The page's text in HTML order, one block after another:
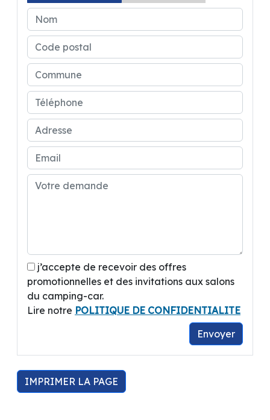
j’accepte de recevoir des offres
promotionnelles et des invitations aux salons
du camping-car.
Lire notre POLITIQUE DE CONFIDENTIALITE
Envoyer
IMPRIMER LA PAGE